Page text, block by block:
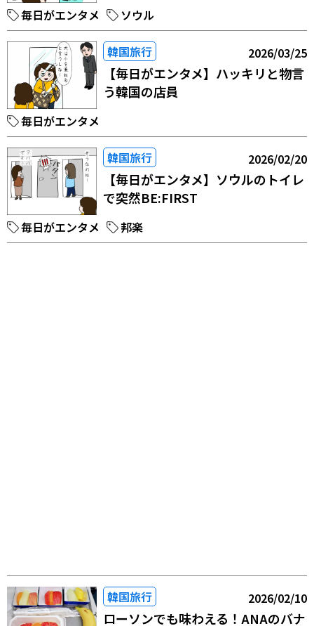
毎日がエンタメ ソウル
韓国旅行 2026/03/25
【毎日がエンタメ】ハッキリと物言
う韓国の店員
毎日がエンタメ
韓国旅行 2026/02/20
【毎日がエンタメ】ソウルのトイレ
で突然BE:FIRST
毎日がエンタメ 邦楽
韓国旅行 2026/02/10
ローソンでも味わえる！ANAのバナ